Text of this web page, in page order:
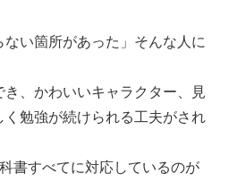
ない箇所があった」そんな人に
、かわいいキャラクター、見
勉強が続けられる工夫がされ
書すべてに対応しているのが